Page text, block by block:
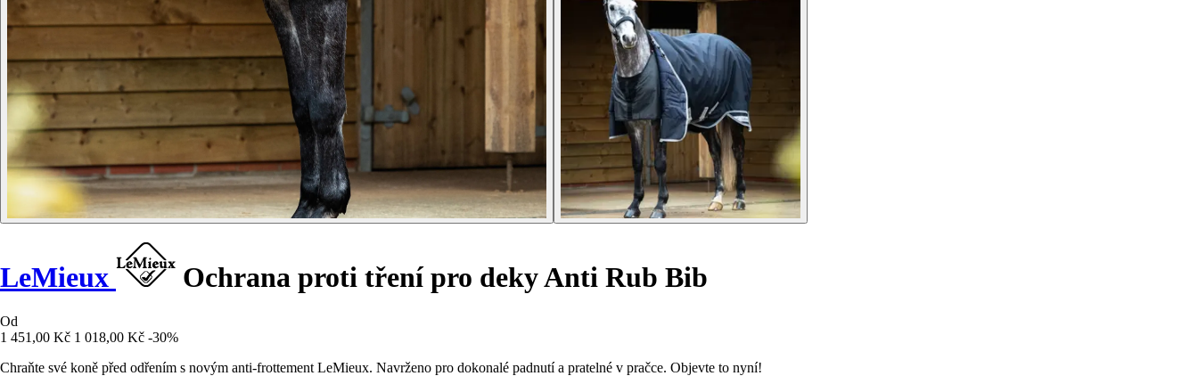
LeMieux Ochrana proti tření pro deky Anti Rub Bib
Od
1 451,00 Kč 1 018,00 Kč -30%
Chraňte své koně před odřením s novým anti-frottement LeMieux. Navrženo pro dokonalé padnutí a pratelné v pračce. Objevte to nyní!